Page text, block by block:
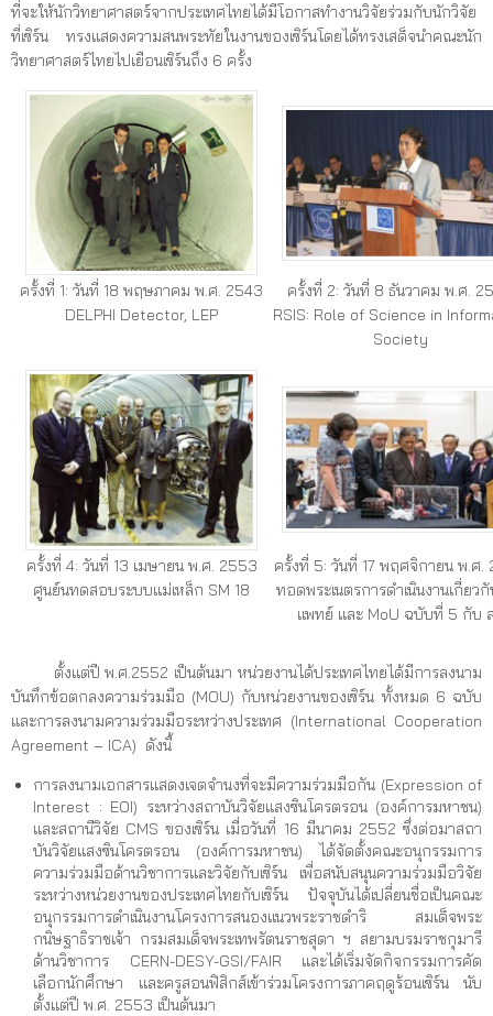
ที่จะให้นักวิทยาศาสตร์จากประเทศไทยได้มีโอกาสทำงานวิจัยร่วมกับนักวิจัย
ที่เซิร์น ทรงแสดงความสนพระทัยในงานของเซิร์นโดยได้ทรงเสด็จนำคณะนัก
วิทยาศาสตร์ไทยไปเยือนเซิร์นถึง 6 ครั้ง
ครั้งที่ 1: วันที่ 18 พฤษภาคม พ.ศ. 2543
DELPHI Detector, LEP
ครั้งที่ 2: วันที่ 8 ธันวาคม พ.ศ.
RSIS: Role of Science in
Society
ครั้งที่ 4: วันที่ 13 เมษายน พ.ศ. 2553
ศูนย์นทดสอบระบบแม่เหล็ก SM 18
ครั้งที่ 5: วันที่ 17 พฤศจิกายน พ.ศ.
ทอดพระเนตรการดำเนินงานเกี่ยว
แพทย์ และ MoU ฉบับที่ 5 กับ
ตั้งแต่ปี พ.ศ.2552 เป็นต้นมา หน่วยงานได้ประเทศไทยได้มีการลงนาม
บันทึกข้อตกลงความร่วมมือ (MOU) กับหน่วยงานของเซิร์น ทั้งหมด 6 ฉบับ
และการลงนามความร่วมมือระหว่างประเทศ (International Cooperation
Agreement – ICA) ดังนี้
การลงนามเอกสารแสดงเจตจำนงที่จะมีความร่วมมือกัน (Expression of
Interest : EOI) ระหว่างสถาบันวิจัยแสงซินโครตรอน (องค์การมหาชน)
และสถานีวิจัย CMS ของเซิร์น เมื่อวันที่ 16 มีนาคม 2552 ซึ่งต่อมาสถา
บันวิจัยแสงซินโครตรอน (องค์การมหาชน) ได้จัดตั้งคณะอนุกรรมการ
ความร่วมมือด้านวิชาการและวิจัยกับเซิร์น เพื่อสนับสนุนความร่วมมือวิจัย
ระหว่างหน่วยงานของประเทศไทยกับเซิร์น ปัจจุบันได้เปลี่ยนชื่อเป็นคณะ
อนุกรรมการดำเนินงานโครงการสนองแนวพระราชดำริ สมเด็จพระ
กนิษฐาธิราชเจ้า กรมสมเด็จพระเทพรัตนราชสุดา ฯ สยามบรมราชกุมารี
ด้านวิชาการ CERN-DESY-GSI/FAIR และได้เริ่มจัดกิจกรรมการคัด
เลือกนักศึกษา และครูสอนฟิสิกส์เข้าร่วมโครงการภาคฤดูร้อนเซิร์น นับ
ตั้งแต่ปี พ.ศ. 2553 เป็นต้นมา